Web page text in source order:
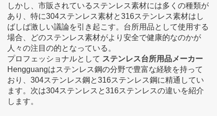
しかし、市販されているステンレス素材には多くの種類が
あり、特に304ステンレス素材と316ステンレス素材はし
ばしば激しい議論を引き起こす。台所用品として使用する
場合、どのステンレス素材がより安全で健康的なのかが
人々の注目の的となっている。
プロフェッショナルとして ステンレス台所用品メーカー
Hengguangはステンレス鋼の分野で豊富な経験を持って
おり、304ステンレス鋼と316ステンレス鋼に精通してい
ます。次は304ステンレスと316ステンレスの違いを紹介
します。